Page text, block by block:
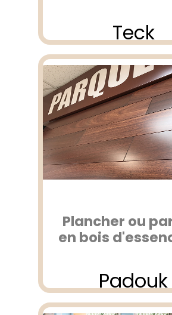
Teck
Plancher ou
en bois
Padouk